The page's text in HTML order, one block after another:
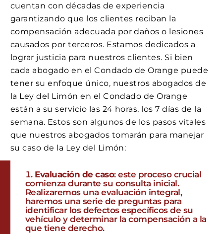
cuentan con décadas de experiencia
garantizando que los clientes reciban la
compensación adecuada por daños o lesiones
causados por terceros. Estamos dedicados a
lograr justicia para nuestros clientes. Si bien
cada abogado en el Condado de Orange puede
tener su enfoque único, nuestros abogados de
la Ley del Limón en el Condado de Orange
están a su servicio las 24 horas, los 7 días de la
semana. Estos son algunos de los pasos vitales
que nuestros abogados tomarán para manejar
su caso de la Ley del Limón:
Evaluación de caso: este proceso crucial
comienza durante su consulta inicial.
Realizaremos una evaluación integral,
haremos una serie de preguntas para
identificar los defectos específicos de su
vehículo y determinar la compensación a la
que tiene derecho.